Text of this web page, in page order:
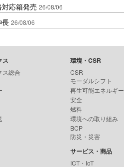
応箱発売 26/08/06
長 26/08/06
ス
ス総合
環境・CSR
CSR
モーダルシフト
再生可能エネルギー
安全
燃料
環境への取り組み
BCP
防災・災害
サービス・商品
ICT・IoT